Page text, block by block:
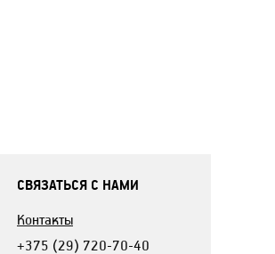
СВЯЗАТЬСЯ С НАМИ
Контакты
+375 (29) 720-70-40